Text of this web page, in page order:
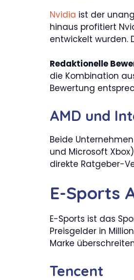
Nvidia ist der
hinaus profitiert
entwickelt wurden.
Redaktionelle
die Kombination
Bewertung
AMD und
Beide
und Microsoft
direkte Ratgeber-
E-Sports
E-Sports ist das
Preisgelder in
Marke
Tencent